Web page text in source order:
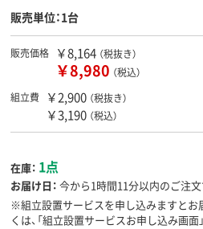
販売単位：1台
販売価格 ￥8,164 （税抜き）
￥8,980 （税込）
組立費
￥2,900 （税抜き）
￥3,190 （税込）
在庫： 1点
お届け日： 今から1時間11分以内のご注文
※組立設置サービスを申し込みますとお
くは、「組立設置サービスお申し込み画面